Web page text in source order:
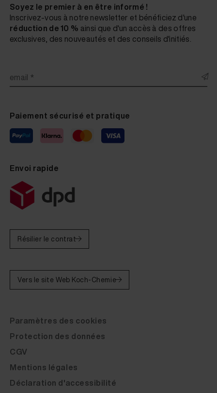
Popularité
Soyez le premier à en être informé !
Inscrivez-vous à notre newsletter et bénéficiez d'une
réduction de 10 % ainsi que d'un accès à des offres
exclusives, des nouveautés et des conseils d'initiés.
email *
Paiement sécurisé et pratique
Envoi rapide
Résilier le contrat
Vers le site Web Koch-Chemie
Paramètres des cookies
Protection des données
CGV
Mentions légales
Déclaration d'accessibilité